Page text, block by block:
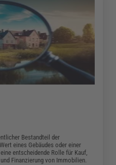
Bestandteil der
eines Gebäudes oder einer
entscheidende Rolle für Kauf,
Finanzierung von Immobilien.